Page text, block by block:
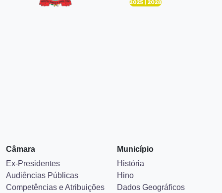
Câmara
Ex-Presidentes
Audiências Públicas
Competências e Atribuições
Município
História
Hino
Dados Geográficos